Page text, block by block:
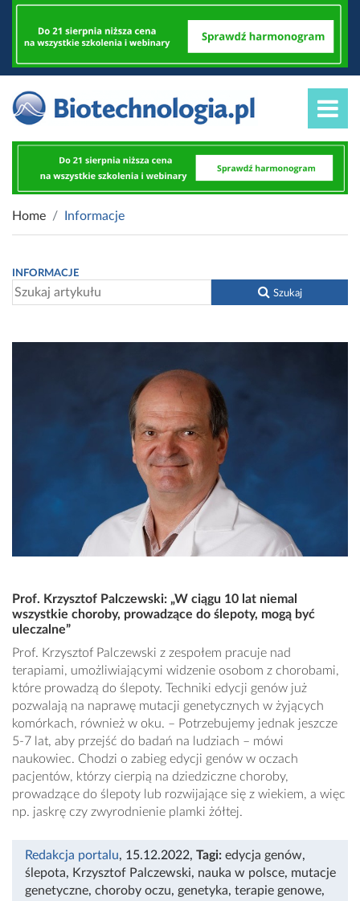
Home Informacje
INFORMACJE
Szukaj
Prof. Krzysztof Palczewski: „W ciągu 10 lat niemal
wszystkie choroby, prowadzące do ślepoty, mogą być
uleczalne”
Prof. Krzysztof Palczewski z zespołem pracuje nad
terapiami, umożliwiającymi widzenie osobom z chorobami,
które prowadzą do ślepoty. Techniki edycji genów już
pozwalają na naprawę mutacji genetycznych w żyjących
komórkach, również w oku. – Potrzebujemy jednak jeszcze
5-7 lat, aby przejść do badań na ludziach – mówi
naukowiec. Chodzi o zabieg edycji genów w oczach
pacjentów, którzy cierpią na dziedziczne choroby,
prowadzące do ślepoty lub rozwijające się z wiekiem, a więc
np. jaskrę czy zwyrodnienie plamki żółtej.
Redakcja portalu, 15.12.2022, Tagi: edycja genów,
ślepota, Krzysztof Palczewski, nauka w polsce, mutacje
genetyczne, choroby oczu, genetyka, terapie genowe,